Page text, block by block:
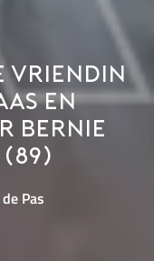
vriendin
en
Bernie
Pas